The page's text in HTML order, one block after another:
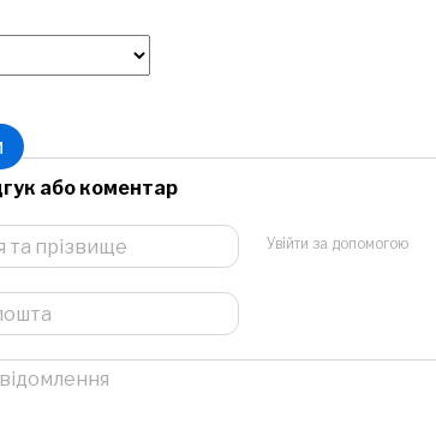
або коментар
Увійти за допомогою